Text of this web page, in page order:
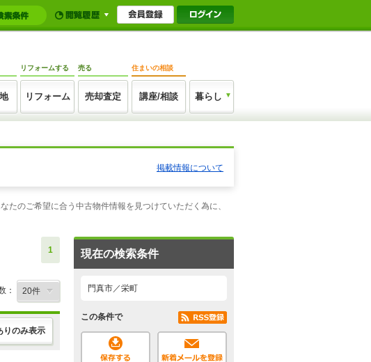
リフォームする
リフォーム
売る
売却査定
住まいの相談
講座/相談 暮らし
掲載情報について
のご希望に合う中古物件情報を見つけていただく為に、
1
：
りのみ表示
現在の検索条件
門真市／栄町
この条件で